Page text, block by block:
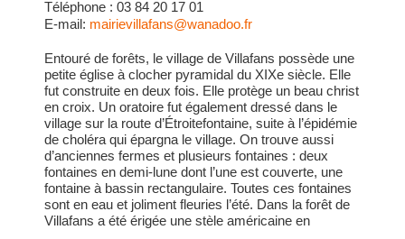
Téléphone : 03 84 20 17 01
E-mail: mairievillafans@wanadoo.fr
Entouré de forêts, le village de Villafans possède une
petite église à clocher pyramidal du XIXe siècle. Elle
fut construite en deux fois. Elle protège un beau christ
en croix. Un oratoire fut également dressé dans le
village sur la route d’Étroitefontaine, suite à l’épidémie
de choléra qui épargna le village. On trouve aussi
d’anciennes fermes et plusieurs fontaines : deux
fontaines en demi-lune dont l’une est couverte, une
fontaine à bassin rectangulaire. Toutes ces fontaines
sont en eau et joliment fleuries l’été. Dans la forêt de
Villafans a été érigée une stèle américaine en